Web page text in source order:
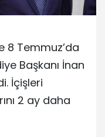
8 Temmuz’da
Başkanı İnan
İçişleri
2 ay daha